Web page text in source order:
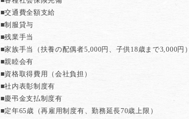
■交通費全額支給
■制服貸与
■残業手当
■家族手当（扶養の配偶者5,000円、子供18歳まで3,000円）
■親睦会有
■資格取得費用（会社負担）
■社内表彰制度有
■慶弔金支払制度有
■定年65歳（再雇用制度有、勤務延長70歳上限）